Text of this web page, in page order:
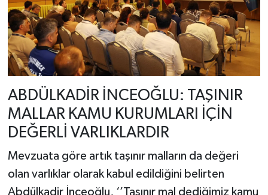
ABDÜLKADİR İNCEOĞLU: TAŞINIR
MALLAR KAMU KURUMLARI İÇİN
DEĞERLİ VARLIKLARDIR
Mevzuata göre artık taşınır malların da değeri
olan varlıklar olarak kabul edildiğini belirten
Abdülkadir İnceoğlu, ‘’Taşınır mal dediğimiz kamu